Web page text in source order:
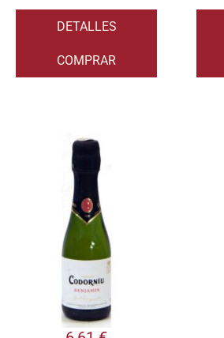
DETALLES
COMPRAR